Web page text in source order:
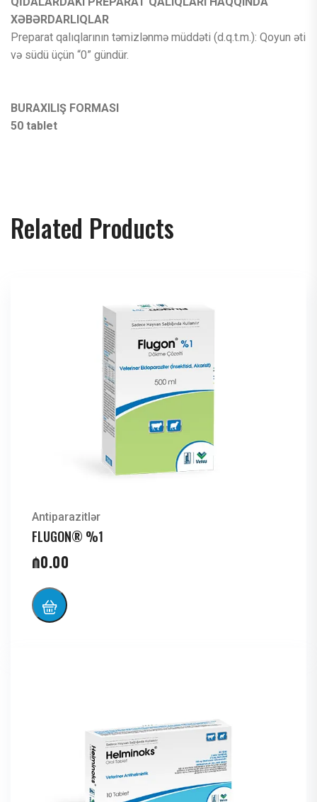
XƏBƏRDARLIQLAR
Preparat qalıqlarının təmizlənmə müddəti (d.q.t.m.): Qoyun əti
və südü üçün “0” gündür.
BURAXILIŞ FORMASI
50 tablet
Related Products
Antiparazitlər
FLUGON® %1
₼0.00